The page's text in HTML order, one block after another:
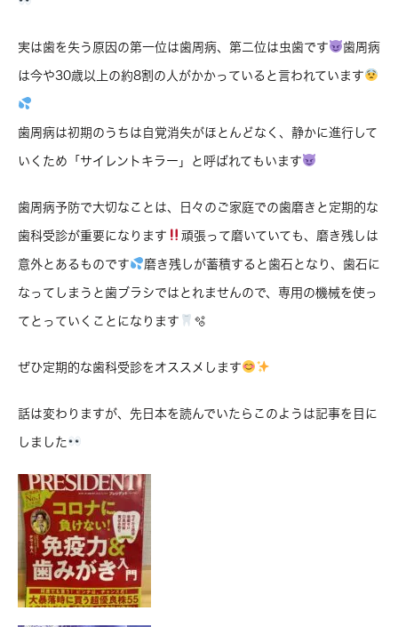
実は歯を失う原因の第一位は歯周病、第二位は虫歯です 歯周病
は今や30歳以上の約8割の人がかかっていると言われています
歯周病は初期のうちは自覚消失がほとんどなく、静かに進行して
いくため「サイレントキラー」と呼ばれてもいます
歯周病予防で大切なことは、日々のご家庭での歯磨きと定期的な
歯科受診が重要になります 頑張って磨いていても、磨き残しは
意外とあるものです 磨き残しが蓄積すると歯石となり、歯石に
なってしまうと歯ブラシではとれませんので、専用の機械を使っ
てとっていくことになります 🫧
ぜひ定期的な歯科受診をオススメします
話は変わりますが、先日本を読んでいたらこのようは記事を目に
しました